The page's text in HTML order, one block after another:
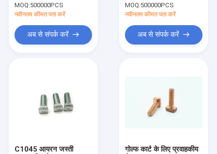
समाचार
मामले
स्टेनलेस स्टील सुरक्षा पेंच
स्टेनलेस स्टील सेल्फ टैपिंग स्क्रू
MOQ:500000PCS
नवीनतम कीमत पता करें
अब से संपर्क करें
MOQ:500000PCS
नवीनतम कीमत पता करें
अब से संपर्क करें
C1045 आयरन जस्ती
गोल्फ कार्ट के लिए प्रवाहकीय